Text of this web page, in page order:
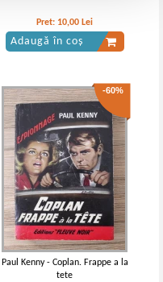
Pret: 10,00 Lei
Adaugă în coș
-60%
Paul Kenny - Coplan. Frappe a la
tete